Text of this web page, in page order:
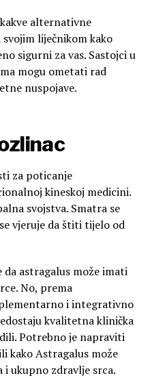
alternativne
liječnikom kako
sigurni za vas. Sastojci u
mogu ometati rad
nuspojave.
za poticanje
kineskoj medicini.
svojstva. Smatra se
vjeruje da štiti tijelo od
da astragalus može imati
No, prema
i integrativno
kvalitetna klinička
Potrebno je napraviti
kako Astragalus može
ukupno zdravlje srca.